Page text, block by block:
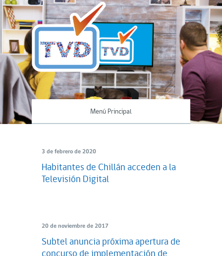
Menú Principal
3 de febrero de 2020
Habitantes de Chillán acceden a la
Televisión Digital
20 de noviembre de 2017
Subtel anuncia próxima apertura de